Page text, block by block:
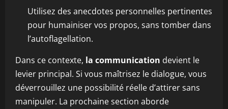
Utilisez des anecdotes personnelles pertinentes
pour humainiser vos propos, sans tomber dans
l’autoflagellation.
Dans ce contexte, la communication devient le
levier principal. Si vous maîtrisez le dialogue, vous
déverrouillez une possibilité réelle d’attirer sans
manipuler. La prochaine section aborde